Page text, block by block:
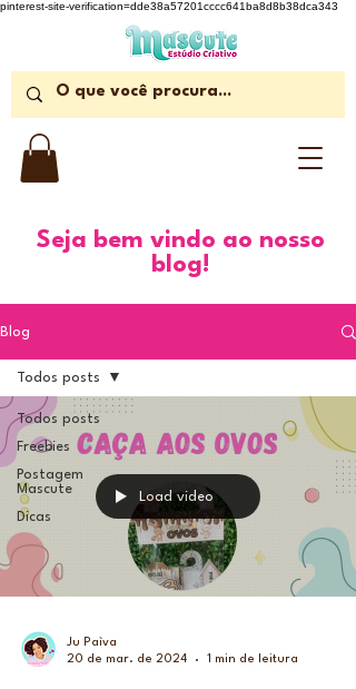
pinterest-site-verification=dde38a57201cccc641ba8d8b38dca343
Seja bem vindo ao nosso
blog!
Blog
Todos posts
Freebies
Postagem
Mascute
Dicas
Todos posts
Load video
Ju Paìva
20 de mar. de 2024
1 min de leitura